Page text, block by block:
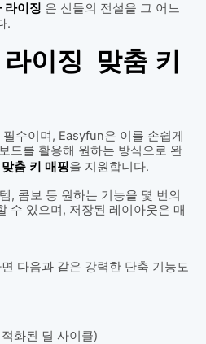
라이징 은 신들의 전설을 그 어느
.
이징 맞춤 키
수이며, Easyfun은 이를 손쉽게
드를 활용해 원하는 방식으로 완
맞춤 키 매핑을 지원합니다.
, 콤보 등 원하는 기능을 몇 번의
수 있으며, 저장된 레이아웃은 매
다음과 같은 강력한 단축 기능도
화된 딜 사이클)